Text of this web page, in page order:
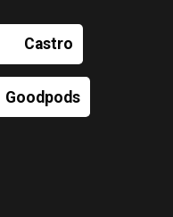
Castro
Goodpods